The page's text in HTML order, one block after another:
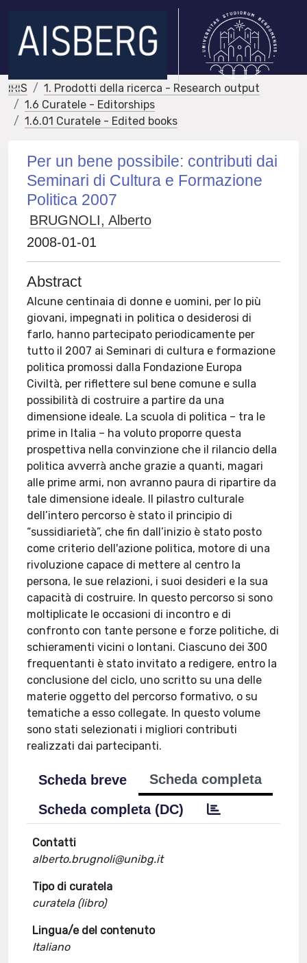
IRIS
1. Prodotti della ricerca - Research output
1.6 Curatele - Editorships
1.6.01 Curatele - Edited books
Per un bene possibile: contributi dai
Seminari di Cultura e Formazione
Politica 2007
BRUGNOLI, Alberto
2008-01-01
Abstract
Alcune centinaia di donne e uomini, per lo più
giovani, impegnati in politica o desiderosi di
farlo, hanno partecipato periodicamente per
tutto il 2007 ai Seminari di cultura e formazione
politica promossi dalla Fondazione Europa
Civiltà, per riflettere sul bene comune e sulla
possibilità di costruire a partire da una
dimensione ideale. La scuola di politica – tra le
prime in Italia – ha voluto proporre questa
prospettiva nella convinzione che il rilancio della
politica avverrà anche grazie a quanti, magari
alle prime armi, non avranno paura di ripartire da
tale dimensione ideale. Il pilastro culturale
dell’intero percorso è stato il principio di
“sussidiarietà”, che fin dall’inizio è stato posto
come criterio dell'azione politica, motore di una
rivoluzione capace di mettere al centro la
persona, le sue relazioni, i suoi desideri e la sua
capacità di costruire. In questo percorso si sono
moltiplicate le occasioni di incontro e di
confronto con tante persone e forze politiche, di
schieramenti vicini o lontani. Ciascuno dei 300
frequentanti è stato invitato a redigere, entro la
conclusione del ciclo, uno scritto su una delle
materie oggetto del percorso formativo, o su
tematiche a esso collegate. In questo volume
sono stati selezionati i migliori contributi
realizzati dai partecipanti.
Scheda breve
Scheda completa
Scheda completa (DC)
Contatti
alberto.brugnoli@unibg.it
Tipo di curatela
curatela (libro)
Lingua/e del contenuto
Italiano